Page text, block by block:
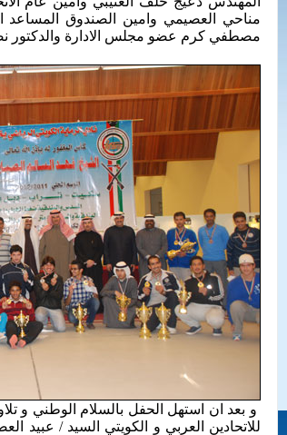
مناحي العصيمي وامين الصندوق المساعد
مصطفي كرم عضو مجلس الادارة والدكتور
و بعد ان استهل الحفل بالسلام الوطني و
للاتحادين العربي و الكويتي السيد / عبيد